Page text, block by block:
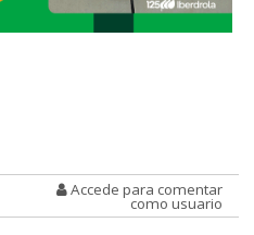
Accede para comentar
como usuario